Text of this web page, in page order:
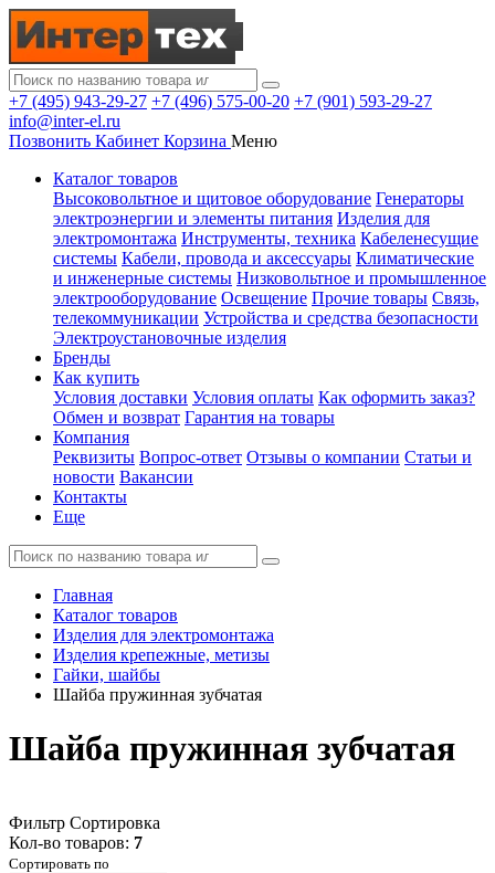
+7 (495) 943-29-27 +7 (496) 575-00-20 +7 (901) 593-29-27
info@inter-el.ru
Позвонить Кабинет Корзина Меню
Каталог товаров
Высоковольтное и щитовое оборудование Генераторы
электроэнергии и элементы питания Изделия для
электромонтажа Инструменты, техника Кабеленесущие
системы Кабели, провода и аксессуары Климатические
и инженерные системы Низковольтное и промышленное
электрооборудование Освещение Прочие товары Связь,
телекоммуникации Устройства и средства безопасности
Электроустановочные изделия
Бренды
Как купить
Условия доставки Условия оплаты Как оформить заказ?
Обмен и возврат Гарантия на товары
Компания
Реквизиты Вопрос-ответ Отзывы о компании Статьи и
новости Вакансии
Контакты
Еще
Главная
Каталог товаров
Изделия для электромонтажа
Изделия крепежные, метизы
Гайки, шайбы
Шайба пружинная зубчатая
Шайба пружинная зубчатая
Фильтр Сортировка
Кол-во товаров: 7
Сортировать по